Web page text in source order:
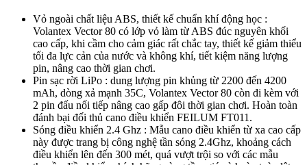
Vỏ ngoài chất liệu ABS, thiết kế chuẩn khí động học :
Volantex Vector 80 có lớp vỏ làm từ ABS đúc nguyên khối
cao cấp, khi cầm cho cảm giác rất chắc tay, thiết kế giảm thiểu
tối đa lực cản của nước và không khí, tiết kiệm năng lượng
pin, nâng cao thời gian chơi.
Pin sạc rời LiPo : dung lượng pin khủng từ 2200 đến 4200
mAh, dòng xả mạnh 35C, Volantex Vector 80 còn đi kèm với
2 pin đấu nối tiếp nâng cao gấp đôi thời gian chơi. Hoàn toàn
đánh bại đối thủ cano điều khiển FEILUM FT011.
Sóng điều khiển 2.4 Ghz : Mẫu cano điều khiển từ xa cao cấp
này được trang bị công nghệ tần sóng 2.4Ghz, khoảng cách
điều khiển lên đến 300 mét, quá vượt trội so với các mẫu